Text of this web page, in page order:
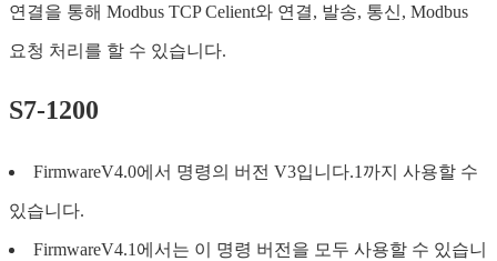
연결을 통해 Modbus TCP Celient와 연결, 발송, 통신, Modbus
요청 처리를 할 수 있습니다.
S7-1200
FirmwareV4.0에서 명령의 버전 V3입니다.1까지 사용할 수
있습니다.
FirmwareV4.1에서는 이 명령 버전을 모두 사용할 수 있습니